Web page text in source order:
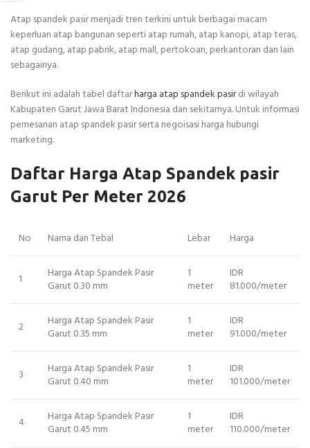
Atap spandek pasir menjadi tren terkini untuk berbagai macam
keperluan atap bangunan seperti atap rumah, atap kanopi, atap teras,
atap gudang, atap pabrik, atap mall, pertokoan, perkantoran dan lain
sebagainya.
Berikut ini adalah tabel daftarharga atap spandek pasirdi wilayah
Kabupaten Garut Jawa Barat Indonesia dan sekitarnya. Untuk informasi
pemesanan atap spandek pasir serta negoisasi harga hubungi
marketing.
Daftar Harga Atap Spandek pasir
Garut Per Meter 2026
No Nama dan Tebal Lebar Harga
1
Harga Atap Spandek Pasir
Garut 0.30 mm
1
meter
IDR
81.000/meter
2
Harga Atap Spandek Pasir
Garut 0.35 mm
1
meter
IDR
91.000/meter
3
Harga Atap Spandek Pasir
Garut 0.40 mm
1
meter
IDR
101.000/meter
4
Harga Atap Spandek Pasir
Garut 0.45 mm
1
meter
IDR
110.000/meter